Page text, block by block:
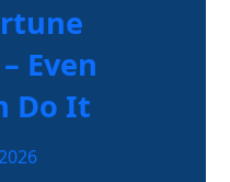
Even
Do It